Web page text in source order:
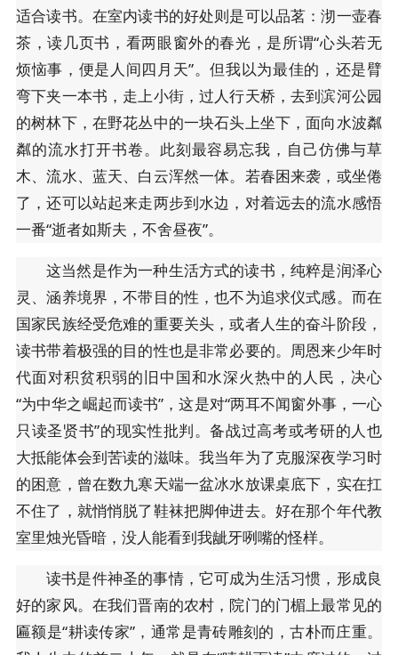
适合读书。在室内读书的好处则是可以品茗：沏一壶春
茶，读几页书，看两眼窗外的春光，是所谓“心头若无
烦恼事，便是人间四月天”。但我以为最佳的，还是臂
弯下夹一本书，走上小街，过人行天桥，去到滨河公园
的树林下，在野花丛中的一块石头上坐下，面向水波粼
粼的流水打开书卷。此刻最容易忘我，自己仿佛与草
木、流水、蓝天、白云浑然一体。若春困来袭，或坐倦
了，还可以站起来走两步到水边，对着远去的流水感悟
一番“逝者如斯夫，不舍昼夜”。
这当然是作为一种生活方式的读书，纯粹是润泽心
灵、涵养境界，不带目的性，也不为追求仪式感。而在
国家民族经受危难的重要关头，或者人生的奋斗阶段，
读书带着极强的目的性也是非常必要的。周恩来少年时
代面对积贫积弱的旧中国和水深火热中的人民，决心
“为中华之崛起而读书”，这是对“两耳不闻窗外事，一心
只读圣贤书”的现实性批判。备战过高考或考研的人也
大抵能体会到苦读的滋味。我当年为了克服深夜学习时
的困意，曾在数九寒天端一盆冰水放课桌底下，实在扛
不住了，就悄悄脱了鞋袜把脚伸进去。好在那个年代教
室里烛光昏暗，没人能看到我龇牙咧嘴的怪样。
读书是件神圣的事情，它可成为生活习惯，形成良
好的家风。在我们晋南的农村，院门的门楣上最常见的
匾额是“耕读传家”，通常是青砖雕刻的，古朴而庄重。